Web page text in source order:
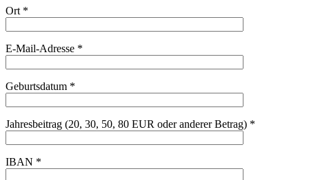
Ort *
E-Mail-Adresse *
Geburtsdatum *
Jahresbeitrag (20, 30, 50, 80 EUR oder anderer Betrag) *
IBAN *